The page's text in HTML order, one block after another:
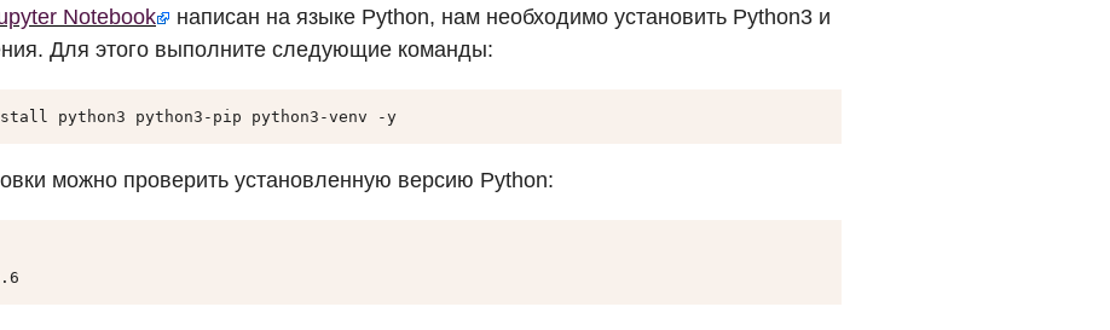
Notebook
написан на языке Python, нам необходимо установить Python3 и
Для этого выполните следующие команды:
python3 python3-pip python3-venv -y
можно проверить установленную версию Python: